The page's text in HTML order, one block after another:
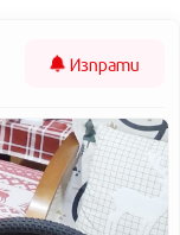
Изпрати